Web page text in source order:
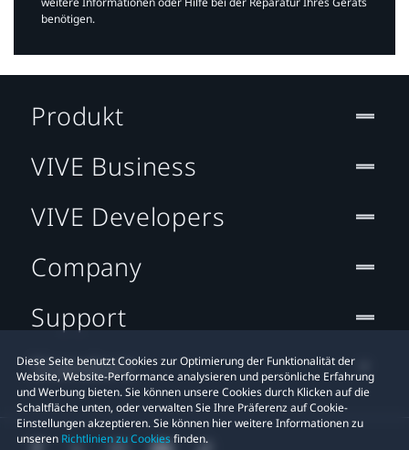
benötigen.​
Diese Seite benutzt Cookies zur Optimierung der Funktionalität der
Website, Website-Performance analysieren und persönliche Erfahrung
und Werbung bieten. Sie können unsere Cookies durch Klicken auf die
Schaltfläche unten, oder verwalten Sie Ihre Präferenz auf Cookie-
Einstellungen akzeptieren. Sie können hier weitere Informationen zu
unseren Richtlinien zu Cookiesfinden.
Produkt
VIVE Business
VIVE Developers
Company
Support
Standort